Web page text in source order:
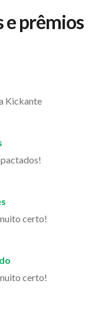
e prêmios
Kickante
certo!
certo!